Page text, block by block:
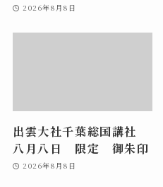
2026年8月8日
出雲大社千葉総国講社
八月八日 限定 御朱印
2026年8月8日